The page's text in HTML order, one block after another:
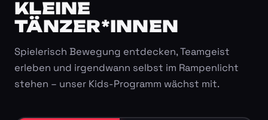
LEINE T
ÄNZER*INNEN
Spielerisch Bewegung entdecken, Teamgeist
erleben und irgendwann selbst im Rampenlicht
stehen – unser Kids-Programm wächst mit.